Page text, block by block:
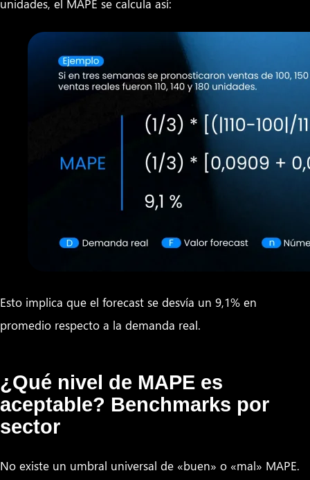
unidades, el MAPE se calcula así:
Esto implica que el forecast se desvía un 9,1% en
promedio respecto a la demanda real.
¿Qué nivel de MAPE es
aceptable? Benchmarks por
sector
No existe un umbral universal de «buen» o «mal» MAPE.